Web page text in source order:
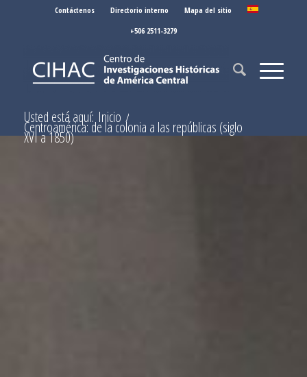
Contáctenos Directorio interno
Mapa del sitio
+506 2511-3279
Usted está aquí: Inicio /
Centroamérica: de la colonia a las repúblicas (siglo
XVI a 1850)